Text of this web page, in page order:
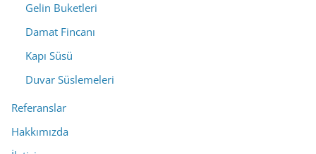
Gelin Buketleri
Damat Fincanı
Kapı Süsü
Duvar Süslemeleri
Referanslar
Hakkımızda